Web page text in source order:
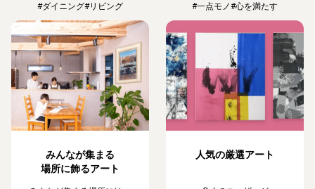
#ダイニング#リビング
みんなが集まる
場所に飾るアート
#一点モノ#心を満たす
人気の厳選アート